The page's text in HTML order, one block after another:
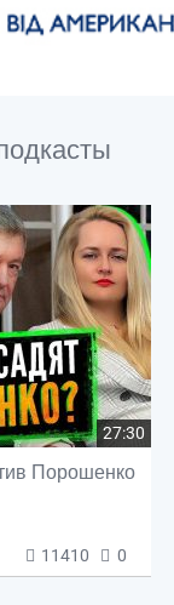
27:30
Порошенко
11410 0